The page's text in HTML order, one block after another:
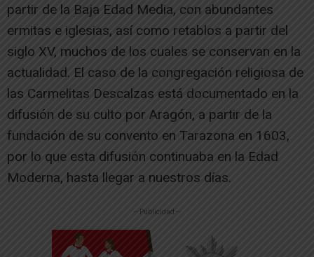
partir de la Baja Edad Media, con abundantes
ermitas e iglesias, así como retablos a partir del
siglo XV, muchos de los cuales se conservan en la
actualidad. El caso de la congregación religiosa de
las Carmelitas Descalzas está documentado en la
difusión de su culto por Aragón, a partir de la
fundación de su convento en Tarazona en 1603,
por lo que esta difusión continuaba en la Edad
Moderna, hasta llegar a nuestros días.
-- Publicidad --